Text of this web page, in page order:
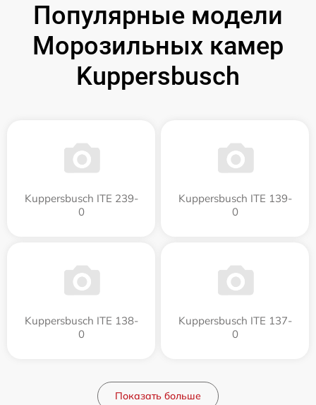
Популярные модели
Морозильных камер
Kuppersbusch
Kuppersbusch ITE 239-
0
Kuppersbusch ITE 139-
0
Kuppersbusch ITE 138-
0
Kuppersbusch ITE 137-
0
Показать больше